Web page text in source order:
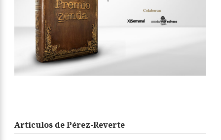
Artículos de Pérez-Reverte